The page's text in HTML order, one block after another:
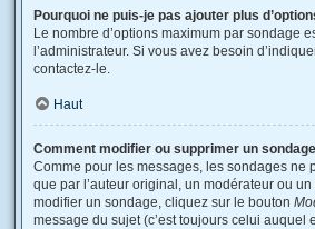
Pourquoi ne puis-je pas ajouter plus
Le nombre d’options maximum par sondage
l’administrateur. Si vous avez besoin
contactez-le.
Haut
Comment modifier ou supprimer un
Comme pour les messages, les sondages ne
que par l’auteur original, un modérateur ou
modifier un sondage, cliquez sur le bouton
message du sujet (c’est toujours celui auquel